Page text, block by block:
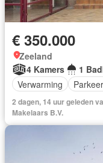
€ 350.000
Zeeland
4 Kamers
1
Verwarming
2 dagen, 14 uur geleden
Makelaars B.V.